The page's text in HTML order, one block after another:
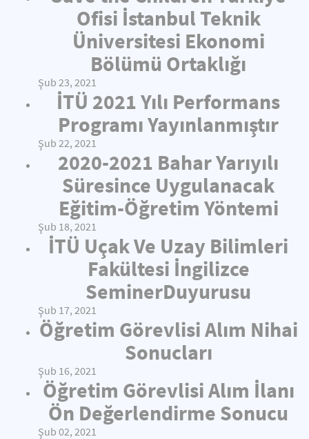
Ofisi İstanbul Teknik
Üniversitesi Ekonomi
Bölümü Ortaklığı
Şub 23, 2021
İTÜ 2021 Yılı Performans
Programı Yayınlanmıştır
Şub 22, 2021
2020-2021 Bahar Yarıyılı
Süresince Uygulanacak
Eğitim-Öğretim Yöntemi
Şub 18, 2021
İTÜ Uçak Ve Uzay Bilimleri
Fakültesi İngilizce
SeminerDuyurusu
Şub 17, 2021
Öğretim Görevlisi Alım Nihai
Sonucları
Şub 16, 2021
Öğretim Görevlisi Alım İlanı
Ön Değerlendirme Sonucu
Şub 02, 2021